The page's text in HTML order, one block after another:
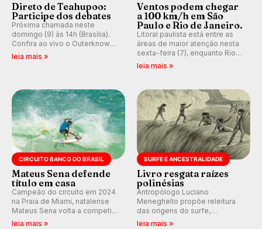
Direto de Teahupoo:
Participe dos debates
Próxima chamada neste
domingo (9) às 14h (Brasília).
Confira ao vivo o Outerknown
Tahiti Pro 2026 e participe dos
leia mais »
Ventos podem chegar
a 100 km/h em São
Paulo e Rio de Janeiro.
Litoral paulista está entre as
áreas de maior atenção nesta
sexta-feira (7), enquanto Rio
de Janeiro também recebe
km/h em Itanhaém.
leia mais »
CIRCUITO BANCO DO BRASIL
Mateus Sena defende
título em casa
Campeão do circuito em 2024
na Praia de Miami, natalense
Mateus Sena volta a competir
em casa em busca de manter a
leia mais »
SURFE E ANCESTRALIDADE
Livro resgata raízes
polinésias
Antropólogo Luciano
Meneghello propõe releitura
das origens do surfe,
resgatando a cultura polinésia
leia mais »